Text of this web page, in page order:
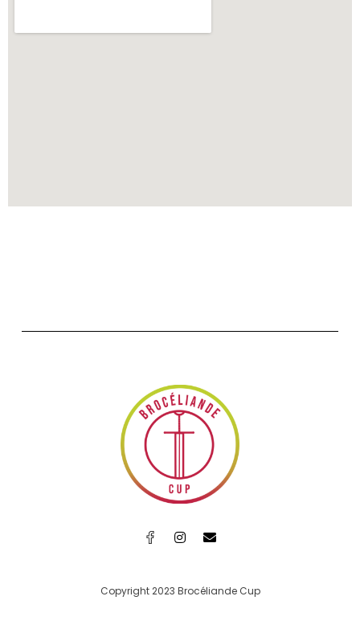
Copyright 2023 Brocéliande Cup